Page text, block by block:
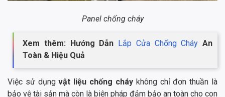
Panel chống cháy
Xem thêm: Hướng Dẫn Lắp Cửa Chống Cháy An
Toàn & Hiệu Quả
Việc sử dụngvật liệu chống cháykhông chỉ đơn thuần là
bảo vệ tài sản mà còn là biện pháp đảm bảo an toàn cho con